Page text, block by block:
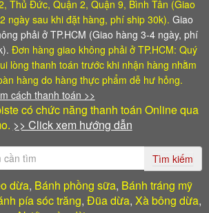
Thủ Đức, Quận 2, Quận 9, Bình Tân (Giao
ngày sau khi đặt hàng, phí ship 30k). Giao
phải ở TP.HCM (Giao hàng 3-4 ngày, phí
Đơn hàng giao không phải ở TP.HCM: Quý
lòng thanh toán trước khi nhận hàng nhằm
hàng do hàng thực phẩm dễ hư hỏng.
cách thanh toán >>
có chức năng thanh toán Online qua
>> Click xem hướng dẫn
Tìm kiếm
dừa, Bánh phồng sữa, Bánh tráng mỹ
pía sóc trăng, Đũa dừa, Xà bông dừa,